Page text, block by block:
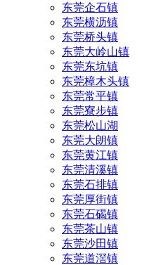
东莞企石镇
东莞横沥镇
东莞桥头镇
东莞大岭山镇
东莞东坑镇
东莞樟木头镇
东莞常平镇
东莞寮步镇
东莞松山湖
东莞大朗镇
东莞黄江镇
东莞清溪镇
东莞石排镇
东莞厚街镇
东莞石碣镇
东莞茶山镇
东莞沙田镇
东莞道滘镇